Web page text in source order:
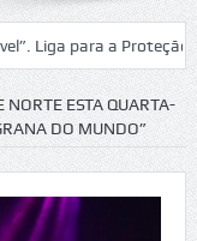
para a Proteção da
Castelo de Cerveira
NORTE ESTA QUARTA-
DO MUNDO”